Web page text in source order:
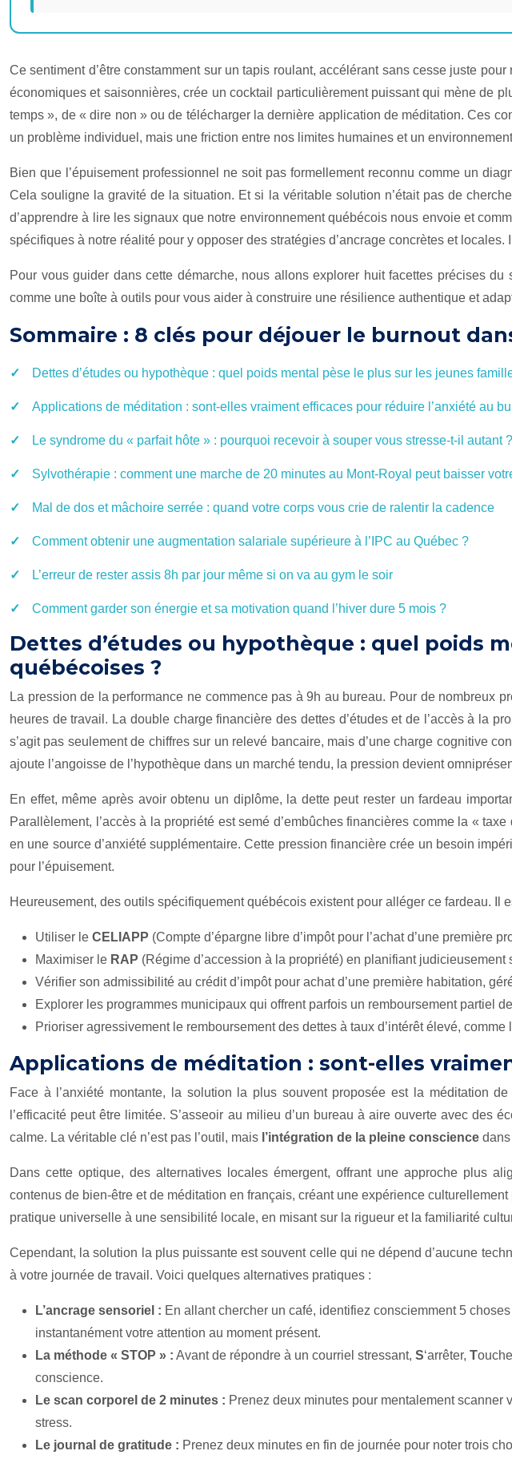
Ce sentiment d’être constamment sur un tapis roulant, accélérant sans cesse juste
économiques et saisonnières, crée un cocktail particulièrement puissant qui mène de
temps », de « dire non » ou de télécharger la dernière application de méditation. Ces
un problème individuel, mais une friction entre nos limites humaines et un
Bien que l’épuisement professionnel ne soit pas formellement reconnu comme un
Cela souligne la gravité de la situation. Et si la véritable solution n’était pas de
d’apprendre à lire les signaux que notre environnement québécois nous envoie et
spécifiques à notre réalité pour y opposer des stratégies d’ancrage concrètes et
Pour vous guider dans cette démarche, nous allons explorer huit facettes précises
comme une boîte à outils pour vous aider à construire une résilience authentique et
Sommaire : 8 clés pour déjouer le burnout
Dettes d’études ou hypothèque : quel poids mental pèse le plus sur les jeunes
Applications de méditation : sont-elles vraiment efficaces pour réduire l’anxiété au
Le syndrome du « parfait hôte » : pourquoi recevoir à souper vous stresse-t-il autant ?
Sylvothérapie : comment une marche de 20 minutes au Mont-Royal peut baisser
Mal de dos et mâchoire serrée : quand votre corps vous crie de ralentir la cadence
Comment obtenir une augmentation salariale supérieure à l’IPC au Québec ?
L’erreur de rester assis 8h par jour même si on va au gym le soir
Comment garder son énergie et sa motivation quand l’hiver dure 5 mois ?
Dettes d’études ou hypothèque : quel poids
québécoises ?
La pression de la performance ne commence pas à 9h au bureau. Pour de
heures de travail. La double charge financière des dettes d’études et de l’accès à la
s’agit pas seulement de chiffres sur un relevé bancaire, mais d’une charge cognitive
ajoute l’angoisse de l’hypothèque dans un marché tendu, la pression devient
En effet, même après avoir obtenu un diplôme, la dette peut rester un fardeau
Parallèlement, l’accès à la propriété est semé d’embûches financières comme la «
en une source d’anxiété supplémentaire. Cette pression financière crée un besoin
pour l’épuisement.
Heureusement, des outils spécifiquement québécois existent pour alléger ce fardeau. Il
Utiliser le CELIAPP (Compte d’épargne libre d’impôt pour l’achat d’une première
Maximiser le RAP (Régime d’accession à la propriété) en planifiant judicieusement
Vérifier son admissibilité au crédit d’impôt pour achat d’une première habitation,
Explorer les programmes municipaux qui offrent parfois un remboursement partiel
Prioriser agressivement le remboursement des dettes à taux d’intérêt élevé,
Applications de méditation : sont-elles
Face à l’anxiété montante, la solution la plus souvent proposée est la méditation
l’efficacité peut être limitée. S’asseoir au milieu d’un bureau à aire ouverte avec
calme. La véritable clé n’est pas l’outil, mais l’intégration de la pleine conscience
Dans cette optique, des alternatives locales émergent, offrant une approche plus
contenus de bien-être et de méditation en français, créant une expérience
pratique universelle à une sensibilité locale, en misant sur la rigueur et la familiarité
Cependant, la solution la plus puissante est souvent celle qui ne dépend d’aucune
à votre journée de travail. Voici quelques alternatives pratiques :
L’ancrage sensoriel : En allant chercher un café, identifiez consciemment 5
instantanément votre attention au moment présent.
La méthode « STOP » : Avant de répondre à un courriel stressant, S‘arrêter, T
conscience.
Le scan corporel de 2 minutes : Prenez deux minutes pour mentalement scanner
stress.
Le journal de gratitude : Prenez deux minutes en fin de journée pour noter trois